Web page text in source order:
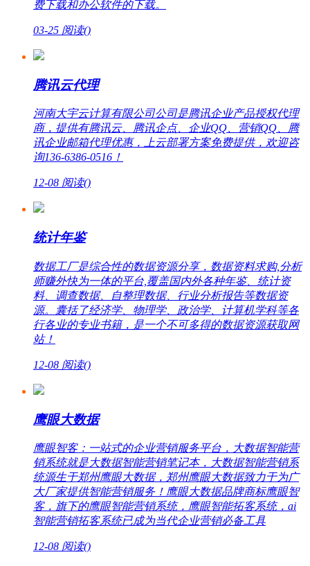
费下载和办公软件的下载。
03-25 阅读()
腾讯云代理
河南大宇云计算有限公司公司是腾讯企业产品授权代理
商，提供有腾讯云、腾讯企点、企业QQ、营销QQ、腾
讯企业邮箱代理优惠，上云部署方案免费提供，欢迎咨
询136-6386-0516！
12-08 阅读()
统计年鉴
数据工厂是综合性的数据资源分享，数据资料求购,分析
师赚外快为一体的平台,覆盖国内外各种年鉴、统计资
料、调查数据、自整理数据、行业分析报告等数据资
源。囊括了经济学、物理学、政治学、计算机学科等各
行各业的专业书籍，是一个不可多得的数据资源获取网
站！
12-08 阅读()
鹰眼大数据
鹰眼智客：一站式的企业营销服务平台，大数据智能营
销系统就是大数据智能营销笔记本，大数据智能营销系
统源生于郑州鹰眼大数据，郑州鹰眼大数据致力于为广
大厂家提供智能营销服务！鹰眼大数据品牌商标鹰眼智
客，旗下的鹰眼智能营销系统，鹰眼智能拓客系统，ai
智能营销拓客系统已成为当代企业营销必备工具
12-08 阅读()